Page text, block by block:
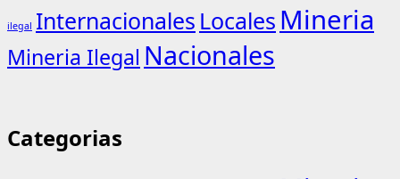
ilegal Internacionales Locales Mineria
Mineria Ilegal Nacionales
Categorias